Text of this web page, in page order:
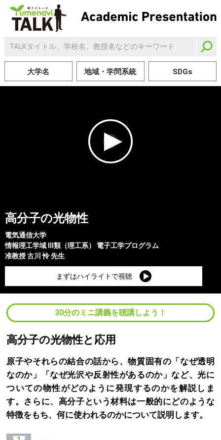
大学名 地域・学問系統 SDGs
高分子の光物性
電気通信大学
情報理工学域 III類（理工系）
電子工学プログラム
准教授古川 怜先生
まずはハイライトで視聴
30分のミニ講義を聴講しよう！
高分子の光物性と応用
原子やそれらの結合の話から、物質固有の「なぜ透明
なのか」「なぜ光沢や反射性があるのか」など、光に
ついての物性がどのように発現するのかを解説しま
す。さらに、高分子という材料は一般的にどのような
特徴をもち、何に使われるのかについて説明します。